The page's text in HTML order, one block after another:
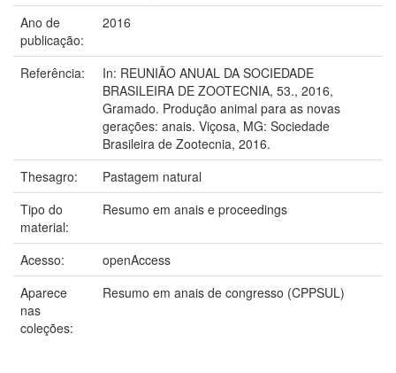
Ano de
publicação:
2016
Referência:
In: REUNIÃO ANUAL DA SOCIEDADE
BRASILEIRA DE ZOOTECNIA, 53., 2016,
Gramado. Produção animal para as novas
gerações: anais. Viçosa, MG: Sociedade
Brasileira de Zootecnia, 2016.
Thesagro:
Pastagem natural
Tipo do
material:
Resumo em anais e proceedings
Acesso:
openAccess
Aparece
nas
coleções:
Resumo em anais de congresso (CPPSUL)